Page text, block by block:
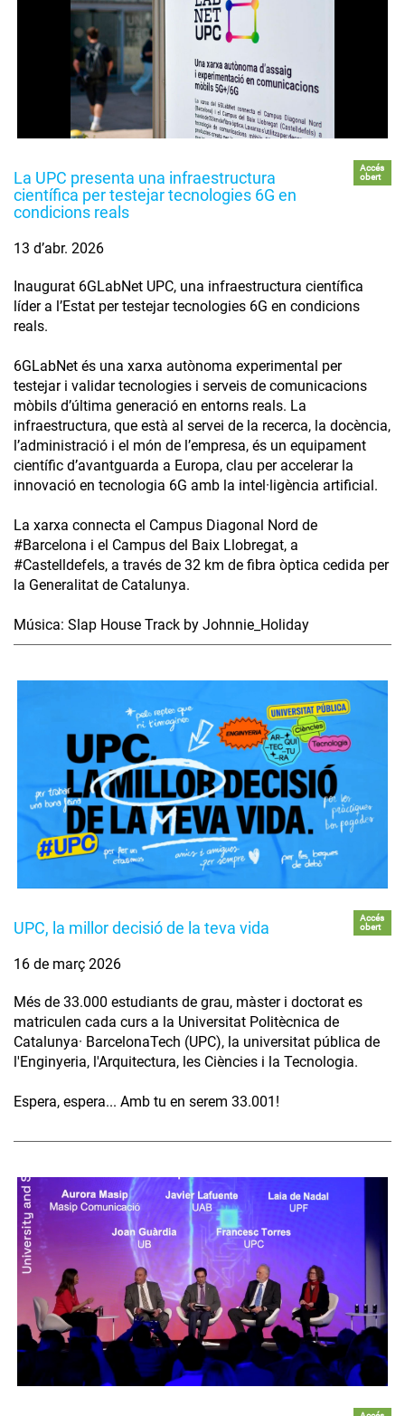
La UPC presenta una infraestructura
científica per testejar tecnologies 6G en
condicions reals
Accés
obert
13 d’abr. 2026
Inaugurat 6GLabNet UPC, una infraestructura científica
líder a l’Estat per testejar tecnologies 6G en condicions
reals.
6GLabNet és una xarxa autònoma experimental per
testejar i validar tecnologies i serveis de comunicacions
mòbils d’última generació en entorns reals. La
infraestructura, que està al servei de la recerca, la docència,
l’administració i el món de l’empresa, és un equipament
científic d’avantguarda a Europa, clau per accelerar la
innovació en tecnologia 6G amb la intel·ligència artificial.
La xarxa connecta el Campus Diagonal Nord de
#Barcelona i el Campus del Baix Llobregat, a
#Castelldefels, a través de 32 km de fibra òptica cedida per
la Generalitat de Catalunya.
Música: Slap House Track by Johnnie_Holiday
UPC, la millor decisió de la teva vida
Accés
obert
16 de març 2026
Més de 33.000 estudiants de grau, màster i doctorat es
matriculen cada curs a la Universitat Politècnica de
Catalunya· BarcelonaTech (UPC), la universitat pública de
l'Enginyeria, l'Arquitectura, les Ciències i la Tecnologia.
Espera, espera... Amb tu en serem 33.001!